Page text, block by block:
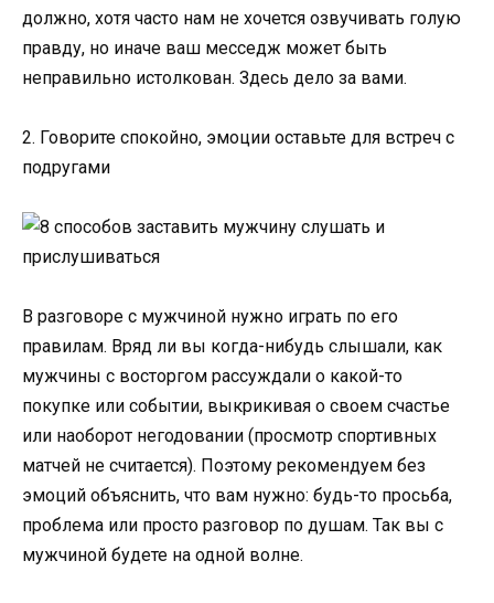
должно, хотя часто нам не хочется озвучивать голую
правду, но иначе ваш месседж может быть
неправильно истолкован. Здесь дело за вами.
2. Говорите спокойно, эмоции оставьте для встреч с
подругами
В разговоре с мужчиной нужно играть по его
правилам. Вряд ли вы когда-нибудь слышали, как
мужчины с восторгом рассуждали о какой-то
покупке или событии, выкрикивая о своем счастье
или наоборот негодовании (просмотр спортивных
матчей не считается). Поэтому рекомендуем без
эмоций объяснить, что вам нужно: будь-то просьба,
проблема или просто разговор по душам. Так вы с
мужчиной будете на одной волне.